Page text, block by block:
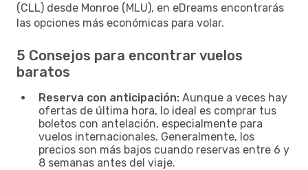
(CLL) desde Monroe (MLU), en eDreams encontrarás
las opciones más económicas para volar.
5 Consejos para encontrar vuelos
baratos
Reserva con anticipación: Aunque a veces hay
ofertas de última hora, lo ideal es comprar tus
boletos con antelación, especialmente para
vuelos internacionales. Generalmente, los
precios son más bajos cuando reservas entre 6 y
8 semanas antes del viaje.